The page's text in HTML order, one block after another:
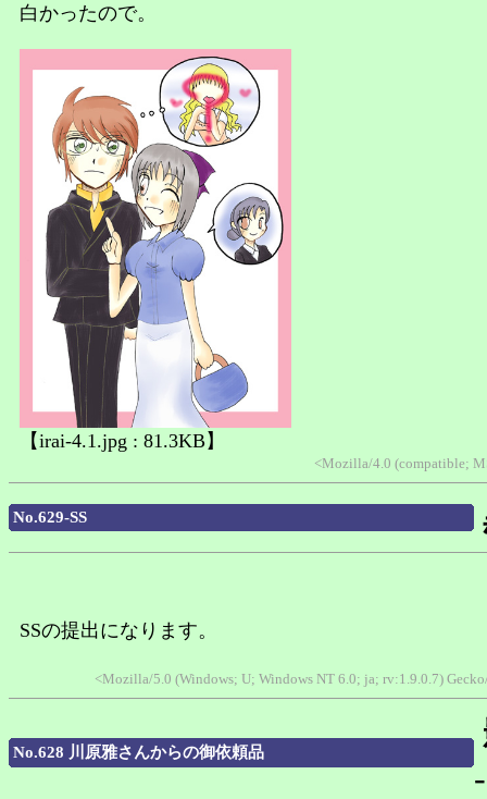
白かったので。
【irai-4.1.jpg : 81.3KB】
<Mozilla/4.0 (compatible;
No.629-SS
SSの提出になります。
<Mozilla/5.0 (Windows; U; Windows NT 6.0; ja; rv:1.9.0.7)
No.628 川原雅さんからの御依頼品
-